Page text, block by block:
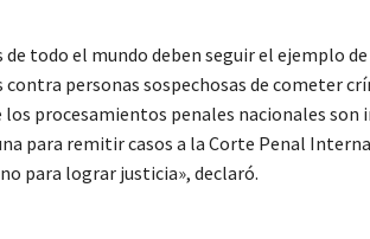
de todo el mundo deben seguir el ejemplo
personas sospechosas de cometer
procesamientos penales nacionales son
para remitir casos a la Corte Penal
para lograr justicia», declaró.